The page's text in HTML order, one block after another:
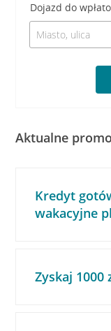
Dojazd do
Aktualne
Kredyt
wakacyjne
Zyskaj 1000